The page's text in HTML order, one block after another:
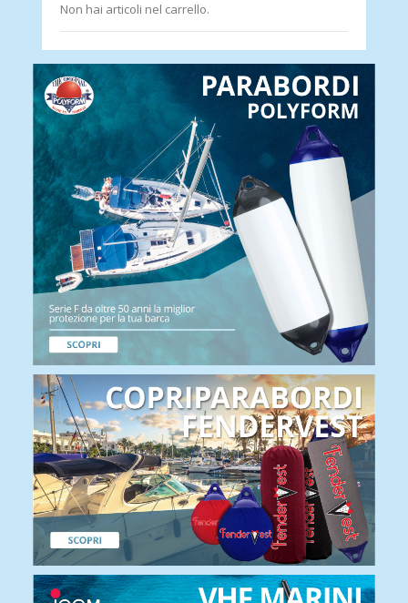
Non hai articoli nel carrello.